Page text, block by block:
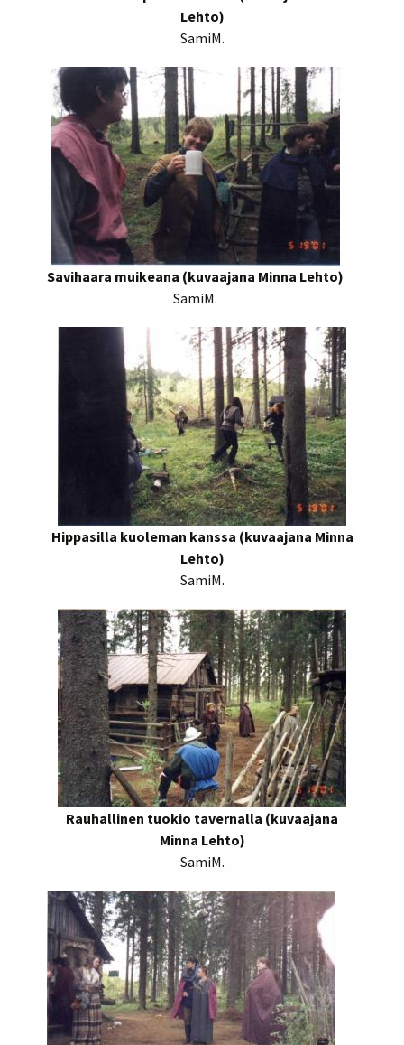
Lehto)
SamiM.
Savihaara muikeana (kuvaajana Minna Lehto)
SamiM.
Hippasilla kuoleman kanssa (kuvaajana Minna
Lehto)
SamiM.
Rauhallinen tuokio tavernalla (kuvaajana
Minna Lehto)
SamiM.